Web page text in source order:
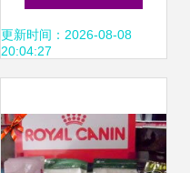
与药品零售的交汇
更新时间：2026-08-08
20:04:27